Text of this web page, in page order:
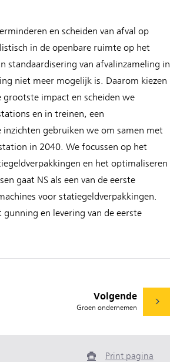
en scheiden van afval op
in de openbare ruimte op het
standaardisering van afvalinzameling in
niet meer mogelijk is. Daarom kiezen
impact en scheiden we
en in treinen, een
inzichten gebruiken we om samen met
in 2040. We focussen op het
en het optimaliseren
gaat NS als een van de eerste
voor statiegeldverpakkingen.
en levering van de eerste
Volgende
Groen ondernemen
Print pagina